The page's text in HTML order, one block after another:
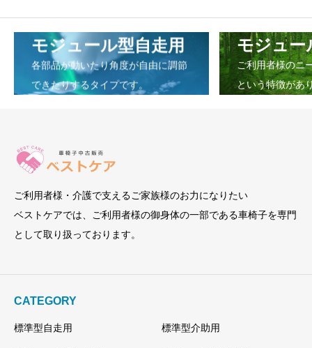
モジュール型自走用
各部品が動いたり角度が自由に調節
できたりするタイプです。
モジュー
ご利用者様のニ
という特徴があ
ご利用者様・介護で支えるご家族様のお力になりたい
ベストケアでは、ご利用者様の御身体の一部である車椅子を専門
として取り扱っております。
CATEGORY
標準型自走用 標準型介助用